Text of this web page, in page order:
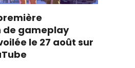
gameplay
le 27 août sur